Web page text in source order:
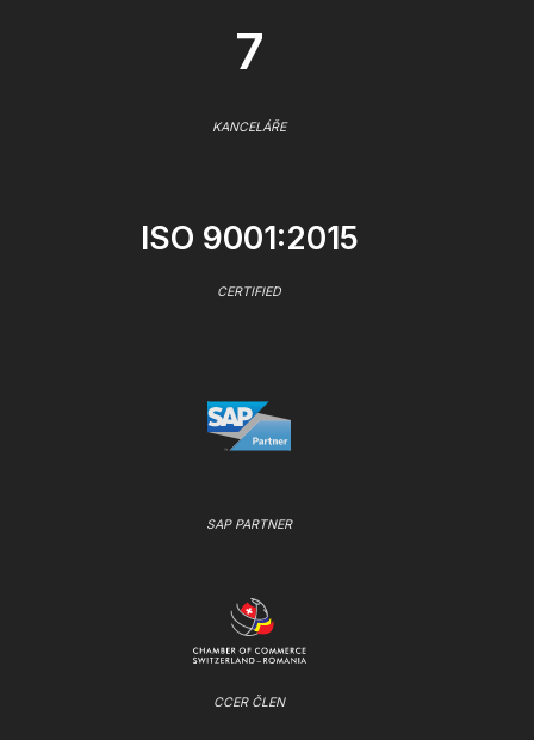
7
KANCELÁŘE
ISO 9001:2015
CERTIFIED
SAP PARTNER
CCER ČLEN